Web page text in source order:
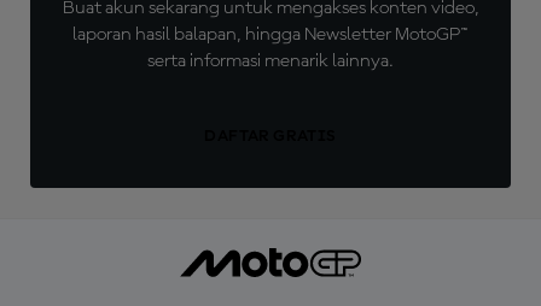
Buat akun sekarang untuk mengakses konten video,
laporan hasil balapan, hingga Newsletter MotoGP™
serta informasi menarik lainnya.